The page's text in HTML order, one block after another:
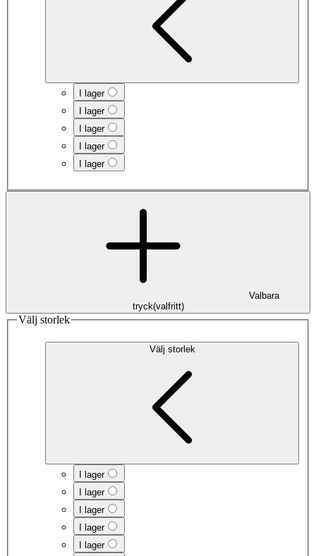
I lager
I lager
I lager
I lager
I lager
Valbara
tryck(valfritt)
Välj storlek
Välj storlek
I lager
I lager
I lager
I lager
I lager